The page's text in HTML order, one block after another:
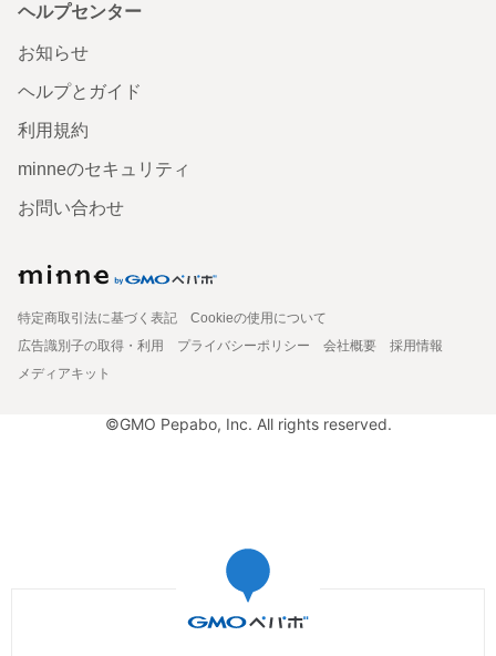
ヘルプセンター
お知らせ
ヘルプとガイド
利用規約
minneのセキュリティ
お問い合わせ
特定商取引法に基づく表記
Cookieの使用について
広告識別子の取得・利用
プライバシーポリシー 会社概要
採用情報
メディアキット
©GMO Pepabo, Inc. All rights reserved.